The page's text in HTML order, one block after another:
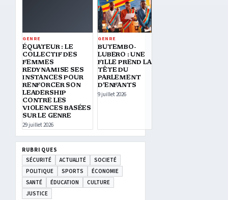
GENRE
ÉQUATEUR : LE
COLLECTIF DES
FEMMES
REDYNAMISE SES
INSTANCES POUR
RENFORCER SON
LEADERSHIP
CONTRE LES
VIOLENCES BASÉES
SUR LE GENRE
29 juillet 2026
GENRE
BUTEMBO-
LUBERO : UNE
FILLE PREND LA
TÊTE DU
PARLEMENT
D’ENFANTS
9 juillet 2026
RUBRIQUES
SÉCURITÉ
ACTUALITÉ
SOCIETÉ
POLITIQUE
SPORTS
ÉCONOMIE
SANTÉ
ÉDUCATION
CULTURE
JUSTICE